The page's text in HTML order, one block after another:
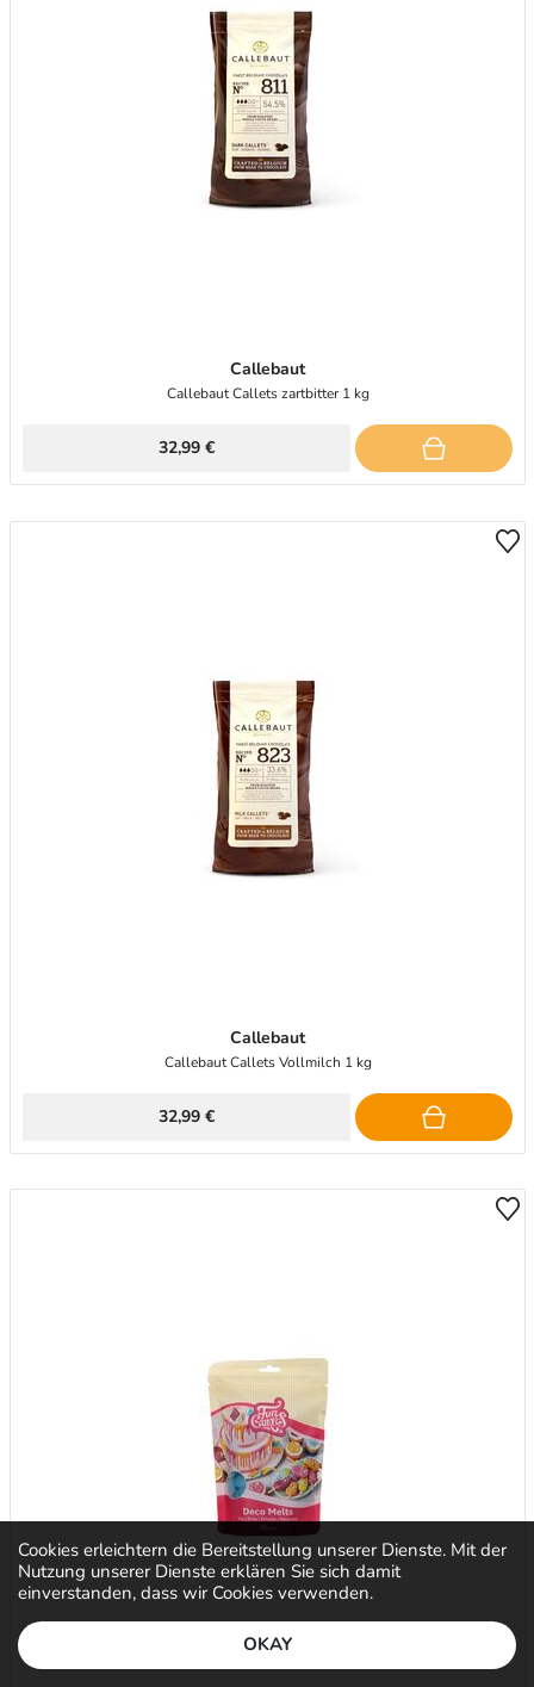
Cookies erleichtern die Bereitstellung unserer Dienste. Mit der
Nutzung unserer Dienste erklären Sie sich damit
einverstanden, dass wir Cookies verwenden.
OKAY
Callebaut
Callebaut Callets zartbitter 1 kg
32,99 €
Callebaut
Callebaut Callets Vollmilch 1 kg
32,99 €